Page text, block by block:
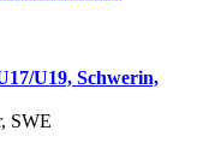
U19, Schwerin,
SWE